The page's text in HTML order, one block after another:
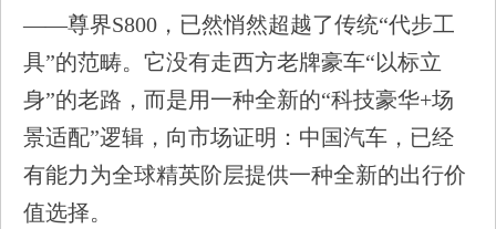
——尊界S800，已然悄然超越了传统“代步工
具”的范畴。它没有走西方老牌豪车“以标立
身”的老路，而是用一种全新的“科技豪华+场
景适配”逻辑，向市场证明：中国汽车，已经
有能力为全球精英阶层提供一种全新的出行价
值选择。